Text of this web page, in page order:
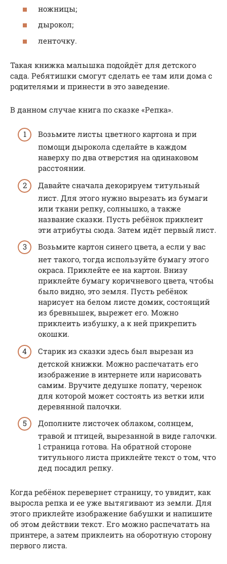
ножницы;
дырокол;
ленточку.
Такая книжка малышка подойдёт для детского
сада. Ребятишки смогут сделать ее там или дома с
родителями и принести в это заведение.
В данном случае книга по сказке «Репка».
Возьмите листы цветного картона и при
помощи дырокола сделайте в каждом
наверху по два отверстия на одинаковом
расстоянии.
Давайте сначала декорируем титульный
лист. Для этого нужно вырезать из бумаги
или ткани репку, солнышко, а также
название сказки. Пусть ребёнок приклеит
эти атрибуты сюда. Затем идёт первый лист.
Возьмите картон синего цвета, а если у вас
нет такого, тогда используйте бумагу этого
окраса. Приклейте ее на картон. Внизу
приклейте бумагу коричневого цвета, чтобы
было видно, это земля. Пусть ребёнок
нарисует на белом листе домик, состоящий
из бревнышек, вырежет его. Можно
приклеить избушку, а к ней прикрепить
окошки.
Старик из сказки здесь был вырезан из
детской книжки. Можно распечатать его
изображение в интернете или нарисовать
самим. Вручите дедушке лопату, черенок
для которой может состоять из ветки или
деревянной палочки.
Дополните листочек облаком, солнцем,
травой и птицей, вырезанной в виде галочки.
1 страница готова. На обратной стороне
титульного листа приклейте текст о том, что
дед посадил репку.
Когда ребёнок перевернет страницу, то увидит, как
выросла репка и ее уже вытягивают из земли. Для
этого приклейте изображение бабушки и напишите
об этом действии текст. Его можно распечатать на
принтере, а затем приклеить на оборотную сторону
первого листа.